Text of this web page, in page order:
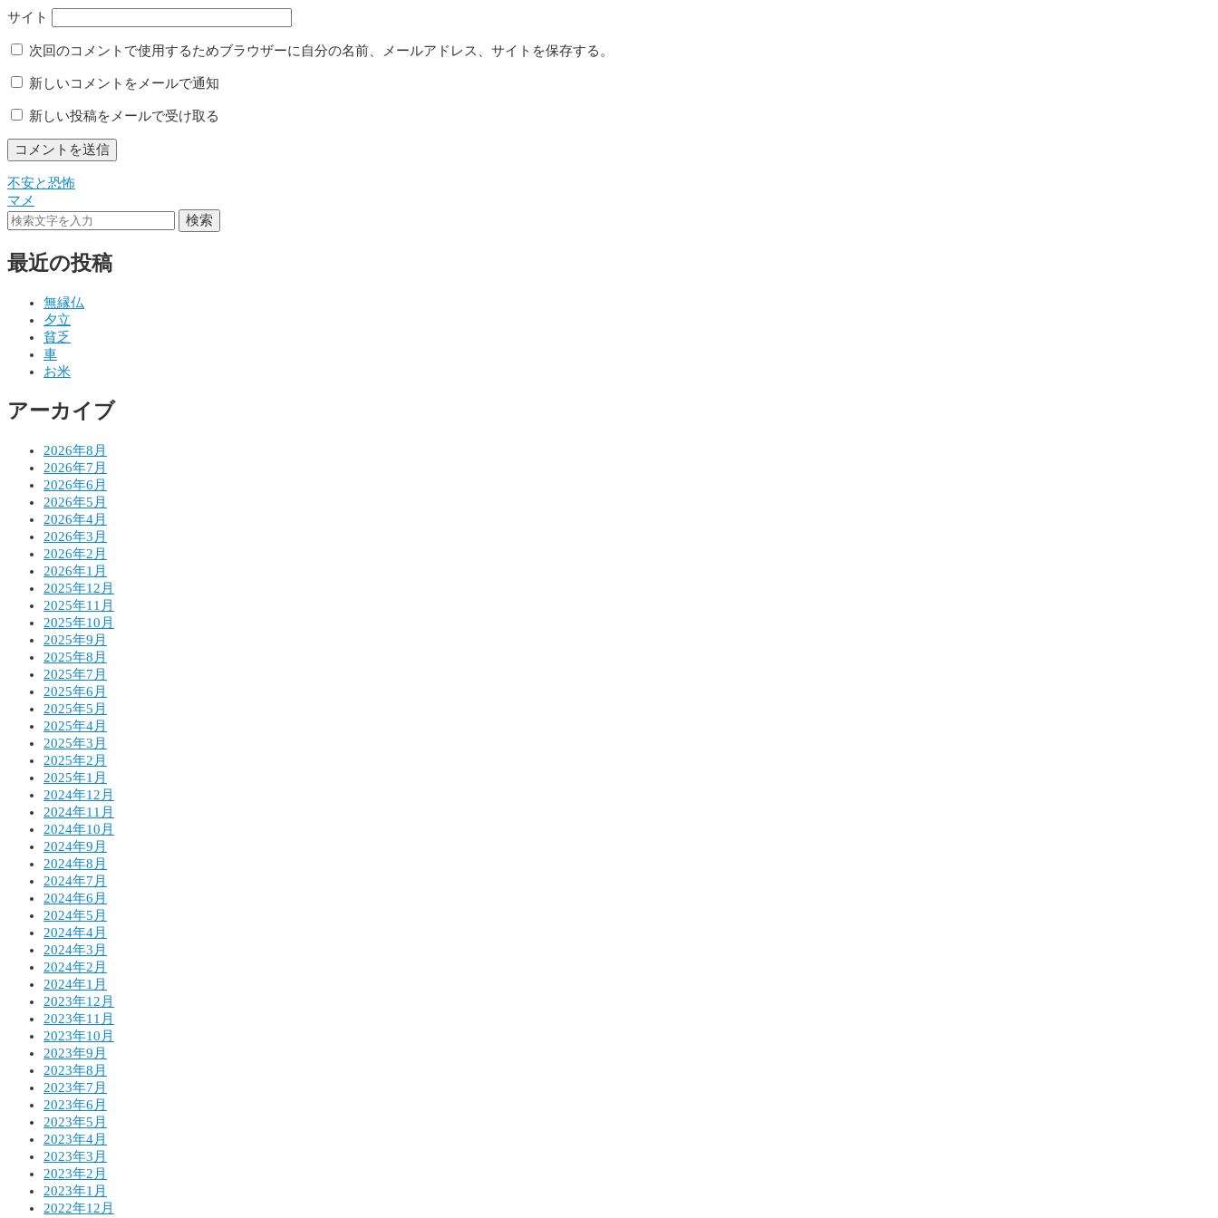
サイト
次回のコメントで使用するためブラウザーに自分の名前、メールアドレス、サイトを保存する。
新しいコメントをメールで通知
新しい投稿をメールで受け取る
投
稿
ビ
ン
不安と恐怖
マメ
検索
最近の投稿
無縁仏
夕立
貧乏
車
お米
アーカイブ
2026年8月
2026年7月
2026年6月
2026年5月
2026年4月
2026年3月
2026年2月
2026年1月
2025年12月
2025年11月
2025年10月
2025年9月
2025年8月
2025年7月
2025年6月
2025年5月
2025年4月
2025年3月
2025年2月
2025年1月
2024年12月
2024年11月
2024年10月
2024年9月
2024年8月
2024年7月
2024年6月
2024年5月
2024年4月
2024年3月
2024年2月
2024年1月
2023年12月
2023年11月
2023年10月
2023年9月
2023年8月
2023年7月
2023年6月
2023年5月
2023年4月
2023年3月
2023年2月
2023年1月
2022年12月